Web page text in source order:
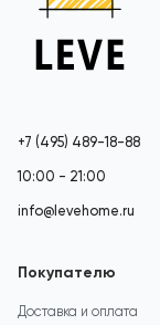
+7 (495) 489-18-88
10:00 - 21:00
info@levehome.ru
Покупателю
Доставка и оплата